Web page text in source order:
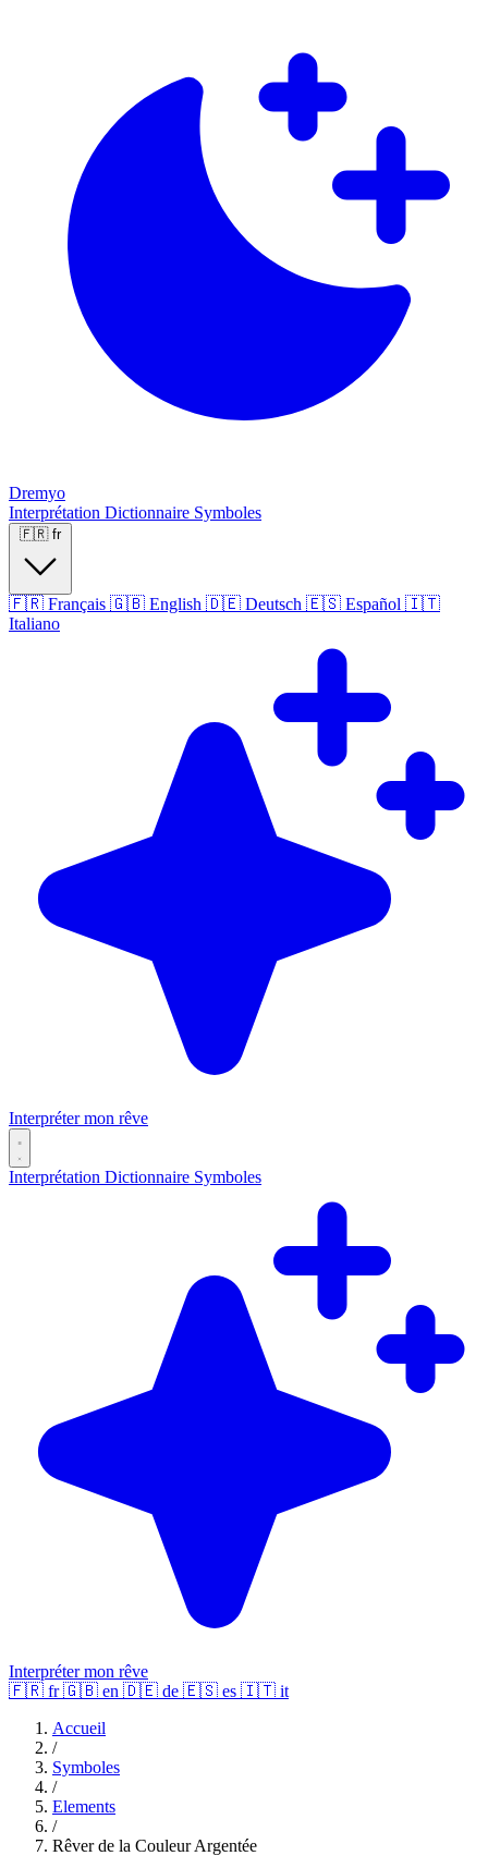
Dremyo
Interprétation Dictionnaire Symboles
🇫🇷 fr
🇫🇷 Français 🇬🇧 English 🇩🇪 Deutsch 🇪🇸 Español 🇮🇹
Italiano
Interpréter mon rêve
Interprétation Dictionnaire Symboles
Interpréter mon rêve
🇫🇷 fr 🇬🇧 en 🇩🇪 de 🇪🇸 es 🇮🇹 it
Accueil
/
Symboles
/
Elements
/
Rêver de la Couleur Argentée